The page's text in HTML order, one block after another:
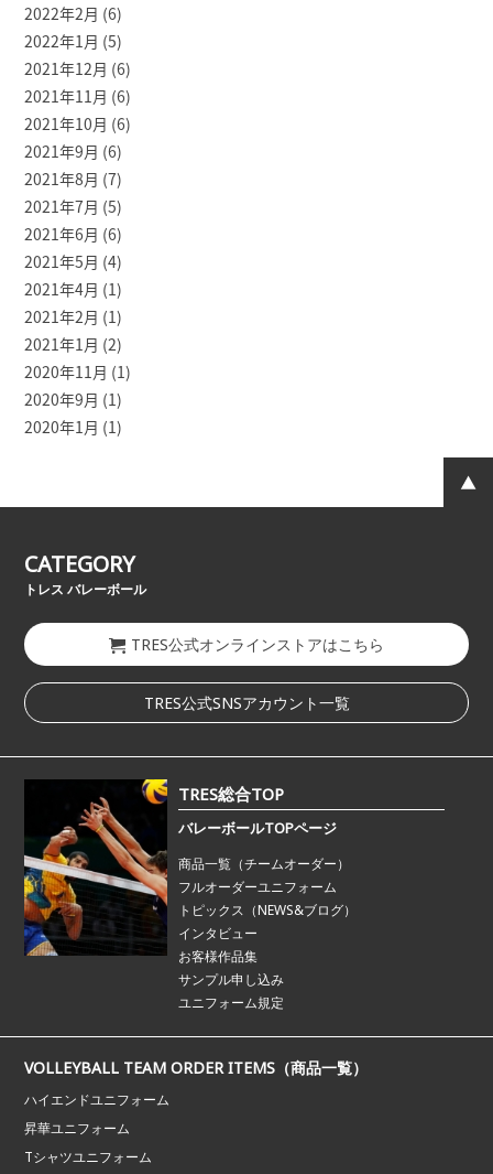
2022年2月 (6)
2022年1月 (5)
2021年12月 (6)
2021年11月 (6)
2021年10月 (6)
2021年9月 (6)
2021年8月 (7)
2021年7月 (5)
2021年6月 (6)
2021年5月 (4)
2021年4月 (1)
2021年2月 (1)
2021年1月 (2)
2020年11月 (1)
2020年9月 (1)
2020年1月 (1)
CATEGORY
トレス バレーボール
TRES公式オンラインストアはこちら
TRES公式SNSアカウント一覧
TRES総合TOP
バレーボールTOPページ
商品一覧（チームオーダー）
フルオーダーユニフォーム
トピックス（NEWS&ブログ）
インタビュー
お客様作品集
サンプル申し込み
ユニフォーム規定
VOLLEYBALL TEAM ORDER ITEMS（商品一覧）
ハイエンドユニフォーム
昇華ユニフォーム
Tシャツユニフォーム